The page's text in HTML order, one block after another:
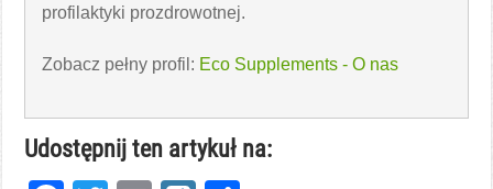
profilaktyki prozdrowotnej.
Zobacz pełny profil: Eco Supplements - O nas
Udostępnij ten artykuł na: